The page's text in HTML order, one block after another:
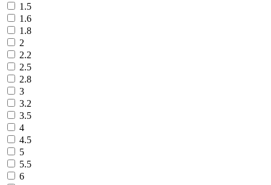
1.5
1.6
1.8
2
2.2
2.5
2.8
3
3.2
3.5
4
4.5
5
5.5
6